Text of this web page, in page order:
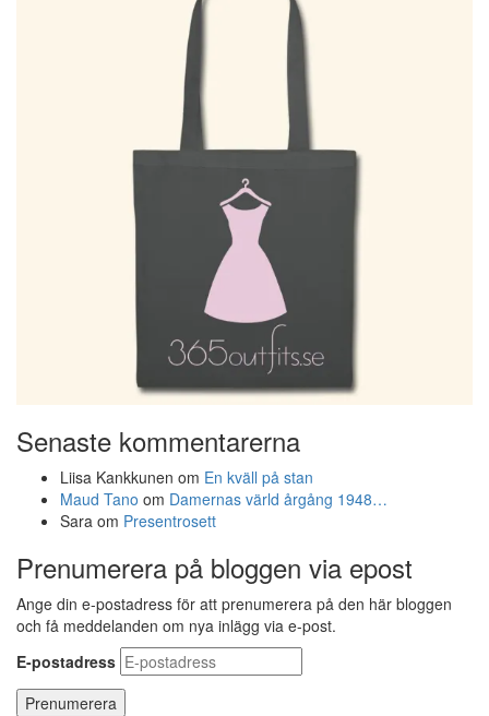
Senaste kommentarerna
Liisa Kankkunen om En kväll på stan
Maud Tano om Damernas värld årgång 1948…
Sara om Presentrosett
Prenumerera på bloggen via epost
Ange din e-postadress för att prenumerera på den här bloggen
och få meddelanden om nya inlägg via e-post.
E-postadress